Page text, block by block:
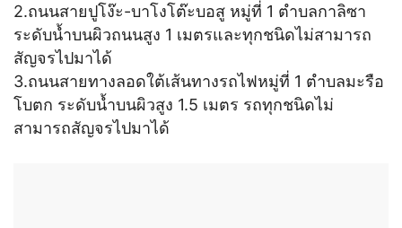
2.ถนนสายปูโง๊ะ-บาโงโต๊ะบอสู หมู่ที่ 1 ตำบลกาลิซา
ระดับน้ำบนผิวถนนสูง 1 เมตรและทุกชนิดไม่สามารถ
สัญจรไปมาได้
3.ถนนสายทางลอดใต้เส้นทางรถไฟหมู่ที่ 1 ตำบลมะรือ
โบตก ระดับน้ำบนผิวสูง 1.5 เมตร รถทุกชนิดไม่
สามารถสัญจรไปมาได้